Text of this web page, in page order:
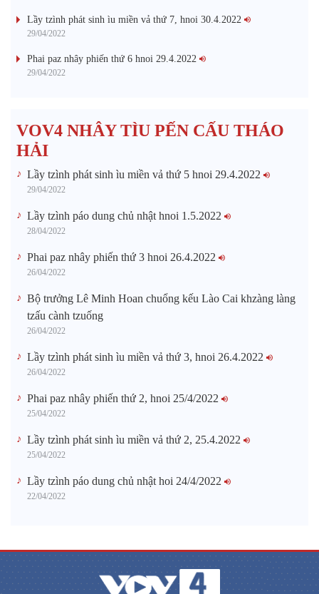
Lầy tzình phát sinh ìu miền vả thứ 7, hnoi 30.4.2022
29/04/2022
Phai paz nhây phiến thứ 6 hnoi 29.4.2022
29/04/2022
VOV4 NHÂY TÌU PẾN CẤU THÁO
HẢI
Lầy tzình phát sinh ìu miền vả thứ 5 hnoi 29.4.2022
29/04/2022
Lầy tzình páo dung chủ nhật hnoi 1.5.2022
28/04/2022
Phai paz nhây phiến thứ 3 hnoi 26.4.2022
26/04/2022
Bộ trưởng Lê Minh Hoan chuổng kếu Lào Cai khzàng làng
tzấu cành tzuống​
26/04/2022
Lầy tzình phát sinh ìu miền vả thứ 3, hnoi 26.4.2022
26/04/2022
Phai paz nhây phiến thứ 2, hnoi 25/4/2022
25/04/2022
Lầy tzình phát sinh ìu miền vả thứ 2, 25.4.2022
25/04/2022
Lầy tzình páo dung chủ nhật hoi 24/4/2022
22/04/2022